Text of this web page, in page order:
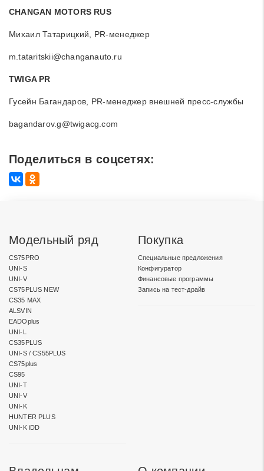
CHANGAN MOTORS RUS
Михаил Татарицкий, PR-менеджер
m.tataritskii@changanauto.ru
TWIGA PR
Гусейн Багандаров, PR-менеджер внешней пресс-службы
bagandarov.g@twigacg.com
Поделиться в соцсетях:
Модельный ряд
CS75PRO
UNI-S
UNI-V
CS75PLUS NEW
CS35 MAX
ALSVIN
EADOplus
UNI-L
CS35PLUS
UNI-S / CS55PLUS
CS75plus
CS95
UNI-T
UNI-V
UNI-K
HUNTER PLUS
UNI-K iDD
Покупка
Специальные предложения
Конфигуратор
Финансовые программы
Запись на тест-драйв